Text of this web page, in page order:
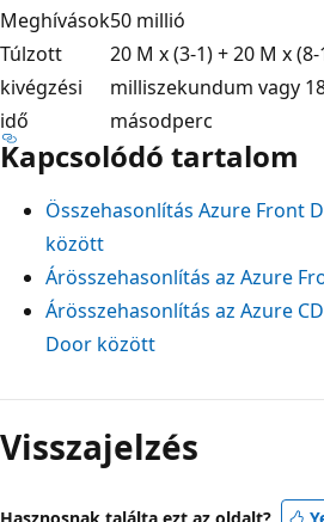
Meghívások50 millió
Túlzott
kivégzési
idő
20 M x (3-1) + 20 M x
milliszekundum vagy
másodperc
Kapcsolódó tartalom
Összehasonlítás Azure Front
között
Árösszehasonlítás az Azure
Árösszehasonlítás az Azure
Door között
Visszajelzés
Hasznosnak találta ezt az oldalt?